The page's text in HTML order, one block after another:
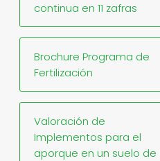
continua en 11 zafras
Brochure Programa de
Fertilización
Valoración de
Implementos para el
aporque en un suelo de